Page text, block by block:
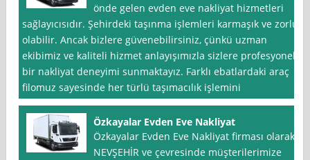
önde gelen evden eve nakliyat hizmetleri
sağlayıcısıdır. Şehirdeki taşınma işlemleri karmaşık ve zorlu
olabilir. Ancak bizlere güvenebilirsiniz, çünkü uzman
ekibimiz ve kaliteli hizmet anlayışımızla sizlere profesyonel
bir nakliyat deneyimi sunmaktayız. Farklı ebatlardaki araç
filomuz sayesinde her türlü taşımacılık işlemini
Özkayalar Evden Eve Nakliyat
Özkayalar Evden Eve Nakliyat firması olarak,
NEVŞEHİR ve çevresinde müşterilerimize